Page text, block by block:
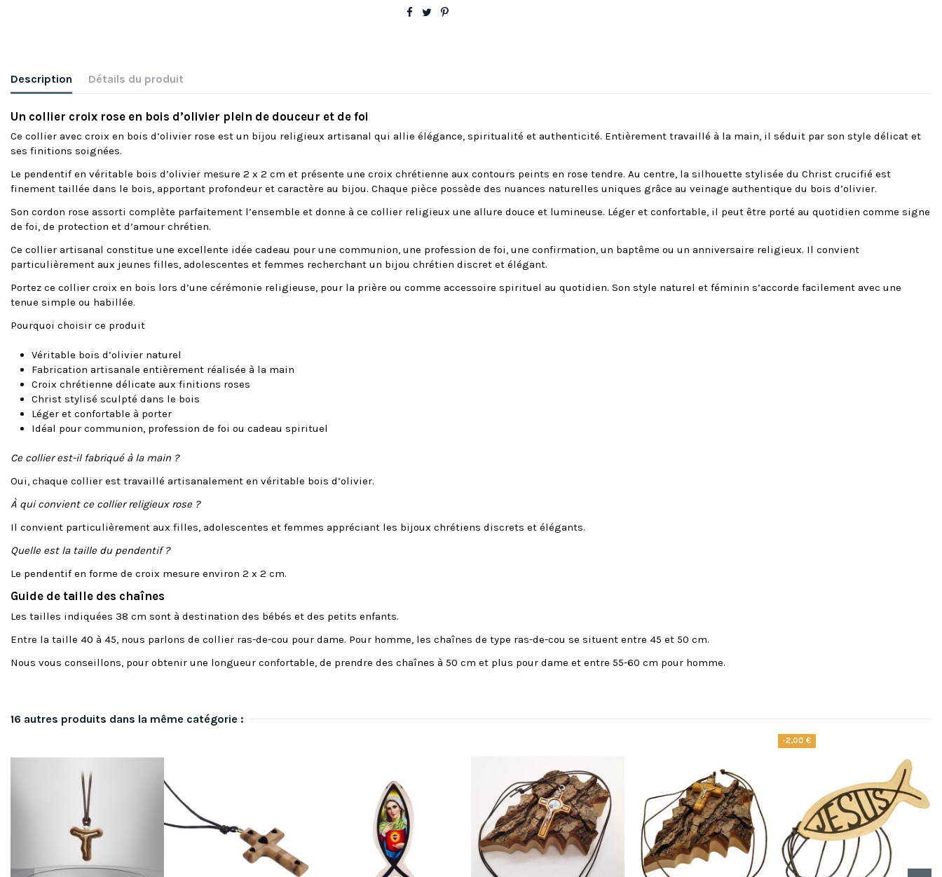
Description Détails du produit
Un collier croix rose en bois d’olivier plein de douceur et de foi
Ce collier avec croix en bois d’olivier rose est un bijou religieux artisanal qui allie élégance, spiritualité et authenticité. Entièrement travaillé à la main, il séduit par son style délicat et
ses finitions soignées.
Le pendentif en véritable bois d’olivier mesure 2 x 2 cm et présente une croix chrétienne aux contours peints en rose tendre. Au centre, la silhouette stylisée du Christ crucifié est
finement taillée dans le bois, apportant profondeur et caractère au bijou. Chaque pièce possède des nuances naturelles uniques grâce au veinage authentique du bois d’olivier.
Son cordon rose assorti complète parfaitement l’ensemble et donne à ce collier religieux une allure douce et lumineuse. Léger et confortable, il peut être porté au quotidien comme signe
de foi, de protection et d’amour chrétien.
Ce collier artisanal constitue une excellente idée cadeau pour une communion, une profession de foi, une confirmation, un baptême ou un anniversaire religieux. Il convient
particulièrement aux jeunes filles, adolescentes et femmes recherchant un bijou chrétien discret et élégant.
Portez ce collier croix en bois lors d’une cérémonie religieuse, pour la prière ou comme accessoire spirituel au quotidien. Son style naturel et féminin s’accorde facilement avec une
tenue simple ou habillée.
Pourquoi choisir ce produit
Véritable bois d’olivier naturel
Fabrication artisanale entièrement réalisée à la main
Croix chrétienne délicate aux finitions roses
Christ stylisé sculpté dans le bois
Léger et confortable à porter
Idéal pour communion, profession de foi ou cadeau spirituel
Ce collier est-il fabriqué à la main ?
Oui, chaque collier est travaillé artisanalement en véritable bois d’olivier.
À qui convient ce collier religieux rose ?
Il convient particulièrement aux filles, adolescentes et femmes appréciant les bijoux chrétiens discrets et élégants.
Quelle est la taille du pendentif ?
Le pendentif en forme de croix mesure environ 2 x 2 cm.
Guide de taille des chaînes
Les tailles indiquées 38 cm sont à destination des bébés et des petits enfants.
Entre la taille 40 à 45, nous parlons de collier ras-de-cou pour dame. Pour homme, les chaînes de type ras-de-cou se situent entre 45 et 50 cm.
Nous vous conseillons, pour obtenir une longueur confortable, de prendre des chaînes à 50 cm et plus pour dame et entre 55-60 cm pour homme.
16 autres produits dans la même catégorie :
-2,00 €